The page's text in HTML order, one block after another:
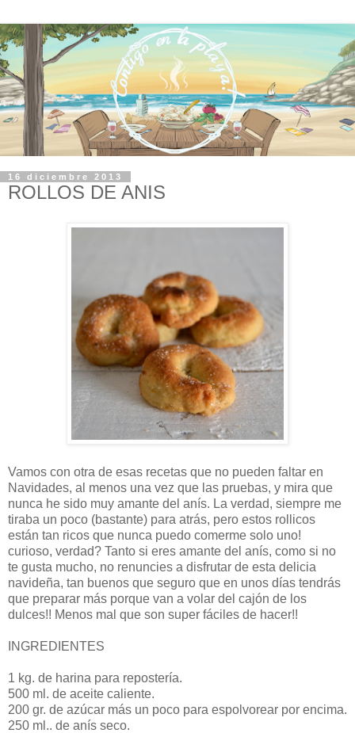
16 diciembre 2013
ROLLOS DE ANIS
Vamos con otra de esas recetas que no pueden faltar en
Navidades, al menos una vez que las pruebas, y mira que
nunca he sido muy amante del anís. La verdad, siempre me
tiraba un poco (bastante) para atrás, pero estos rollicos
están tan ricos que nunca puedo comerme solo uno!
curioso, verdad? Tanto si eres amante del anís, como si no
te gusta mucho, no renuncies a disfrutar de esta delicia
navideña, tan buenos que seguro que en unos días tendrás
que preparar más porque van a volar del cajón de los
dulces!! Menos mal que son super fáciles de hacer!!
INGREDIENTES
1 kg. de harina para repostería.
500 ml. de aceite caliente.
200 gr. de azúcar más un poco para espolvorear por encima.
250 ml.. de anís seco.